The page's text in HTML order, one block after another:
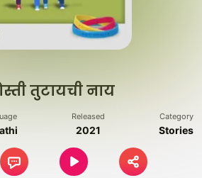
तुटायची नाय
Released
2021
Category
Stories